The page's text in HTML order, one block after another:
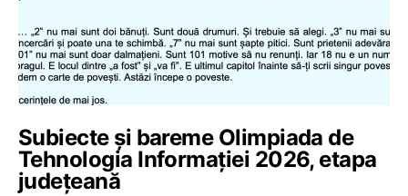
Subiecte și bareme Olimpiada de
Tehnologia Informației 2026, etapa
județeană